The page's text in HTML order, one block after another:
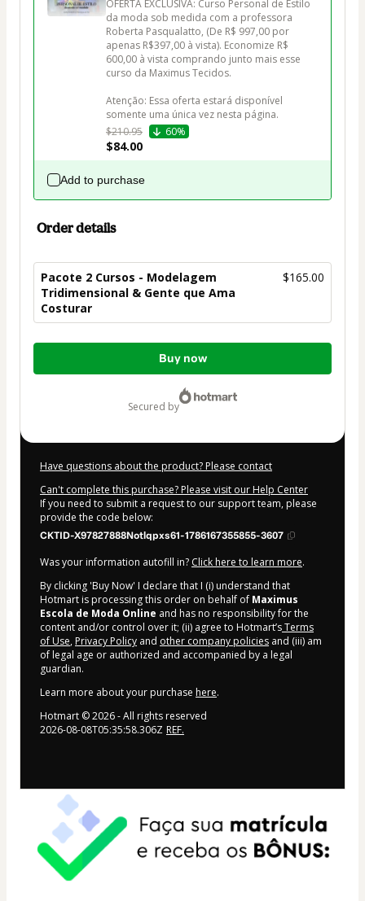
OFERTA EXCLUSIVA: Curso Personal de Estilo
da moda sob medida com a professora
Roberta Pasqualatto, (De R$ 997,00 por
apenas R$397,00 à vista). Economize R$
600,00 à vista comprando junto mais esse
curso da Maximus Tecidos.
Atenção: Essa oferta estará disponível
somente uma única vez nesta página.
$210.95
60%
$84.00
Add to purchase
Order details
Pacote 2 Cursos - Modelagem
Tridimensional & Gente que Ama
Costurar
$165.00
Total
Buy now
secured by
Have questions about the product? Please contact
Can't complete this purchase? Please visit our Help Center
If you need to submit a request to our support team, please
provide the code below:
CKTID-X97827888Notlqpxs61-1786167355855-3607
Was your information autofill in? Click here to learn more.
By clicking 'Buy Now' I declare that I (i) understand that
Hotmart is processing this order on behalf of Maximus
Escola de Moda Online and has no responsibility for the
content and/or control over it; (ii) agree to Hotmart’sTerms
of Use, Privacy Policy and other company policies and (iii) am
of legal age or authorized and accompanied by a legal
guardian.
Learn more about your purchase here.
Hotmart ©2026- All rights reserved
2026-08-08T05:35:58.306Z REF.